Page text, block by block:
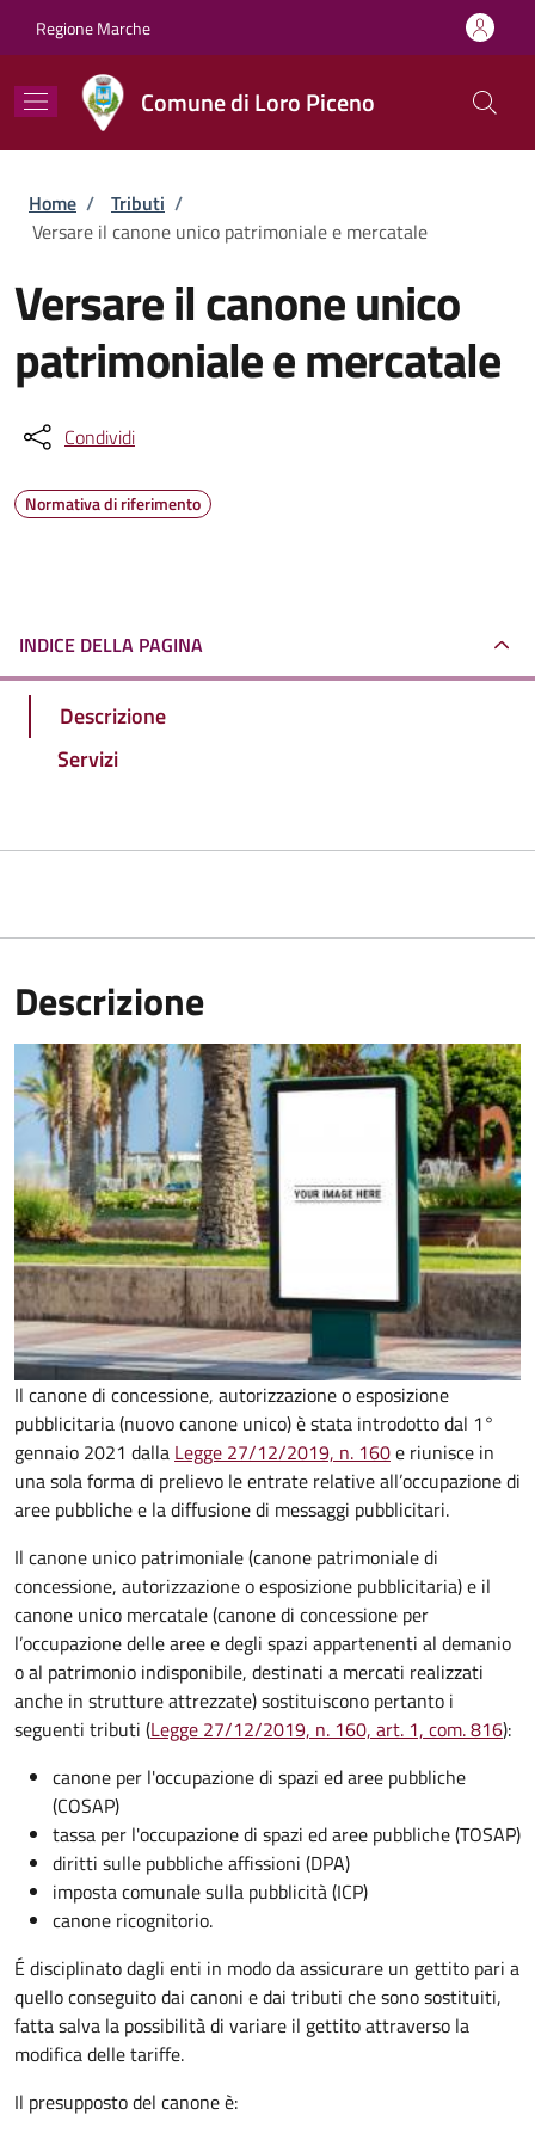
Regione Marche
Comune di Loro Piceno
Briciole di pane
Home / Tributi /
Versare il canone unico patrimoniale e mercatale
Versare il canone unico
patrimoniale e mercatale
Condividi
Normativa di riferimento
INDICE DELLA PAGINA
Descrizione
Servizi
Descrizione
Il canone di concessione, autorizzazione o esposizione
pubblicitaria (nuovo canone unico) è stata introdotto dal 1°
gennaio 2021 dalla Legge 27/12/2019, n. 160e riunisce in
una sola forma di prelievo le entrate relative all’occupazione di
aree pubbliche e la diffusione di messaggi pubblicitari.
Il canone unico patrimoniale (canone patrimoniale di
concessione, autorizzazione o esposizione pubblicitaria) e il
canone unico mercatale (canone di concessione per
l’occupazione delle aree e degli spazi appartenenti al demanio
o al patrimonio indisponibile, destinati a mercati realizzati
anche in strutture attrezzate) sostituiscono pertanto i
seguenti tributi (Legge 27/12/2019, n. 160, art. 1, com. 816):
canone per l'occupazione di spazi ed aree pubbliche
(COSAP)
tassa per l'occupazione di spazi ed aree pubbliche (TOSAP)
diritti sulle pubbliche affissioni (DPA)
imposta comunale sulla pubblicità (ICP)
canone ricognitorio.
É disciplinato dagli enti in modo da assicurare un gettito pari a
quello conseguito dai canoni e dai tributi che sono sostituiti,
fatta salva la possibilità di variare il gettito attraverso la
modifica delle tariffe.
Il presupposto del canone è: